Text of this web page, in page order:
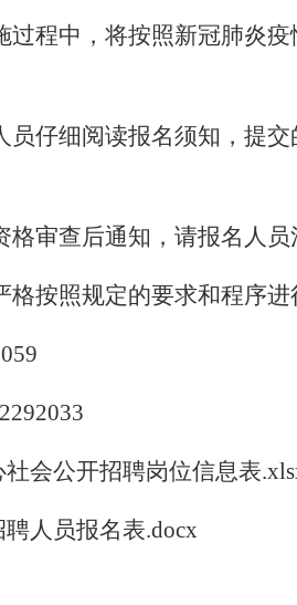
过程中，将按照新冠肺炎
员仔细阅读报名须知，提
格审查后通知，请报名人
格按照规定的要求和程序
会公开招聘岗位信息表
人员报名表.docx